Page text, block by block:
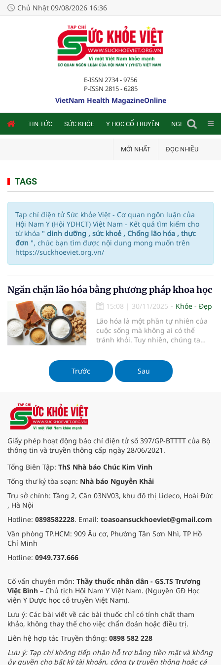
Chủ Nhật 09/08/2026 16:36
E-ISSN 2734 - 9756
P-ISSN 2815 - 6285
VietNam Health MagazineOnline
TIN TỨC SỨC KHỎE Y HỌC CỔ TRUYỀN NGHIÊN CỨU
MỚI NHẤT ĐỌC NHIỀU
TAGS
Tạp chí điện tử Sức khỏe Việt - Cơ quan ngôn luận của
Hội Nam Y (Hội YDHCT) Việt Nam - Kết quả tìm kiếm cho
từ khóa " dinh dưỡng , sức khoẻ , Chống lão hóa , thực
đơn ", chúc bạn tìm được nội dung mong muốn trên
https://suckhoeviet.org.vn/
Ngăn chặn lão hóa bằng phương pháp khoa học
15:08 | 30/11/2025
Khỏe - Đẹp
Lão hóa là một phần tự nhiên của
cuộc sống mà không ai có thể
tránh khỏi. Tuy nhiên, chúng ta
trình này bằng cách áp dụng các
phương pháp khoa học, đặc biệt là
thông qua chế độ ăn uống lành
Trước Sau
Giấy phép hoạt động báo chí điện tử số 397/GP-BTTTT của Bộ
thông tin và truyền thông cấp ngày 28/06/2021.
Tổng Biên Tập: ThS Nhà báo Chúc Kim Vinh
Tổng thư ký tòa soạn: Nhà báo Nguyễn Khải
Trụ sở chính: Tầng 2, Căn 03NV03, khu đô thị Lideco, Hoài Đức
, Hà Nội
Hotline: 0898582228. Email: toasoansuckhoeviet@gmail.com
Văn phòng TP.HCM: 909 Âu cơ, Phường Tân Sơn Nhì, TP Hồ
Chí Minh
Hotline: 0949.737.666
Cố vấn chuyên môn: Thầy thuốc nhân dân - GS.TS Trương
Việt Bình – Chủ tịch Hội Nam Y Việt Nam. (Nguyên GĐ Học
viện Y Dược học cổ truyền Việt Nam).
Lưu ý: Các bài viết về các bài thuốc chỉ có tính chất tham
khảo, không thay thế cho việc chẩn đoán hoặc điều trị.
Liên hệ hợp tác Truyền thông: 0898 582 228
Lưu ý: Tạp chí không tiếp nhận hỗ trợ bằng tiền mặt và không
ủy quyền cho bất kỳ tài khoản, công ty truyền thông hoặc cá